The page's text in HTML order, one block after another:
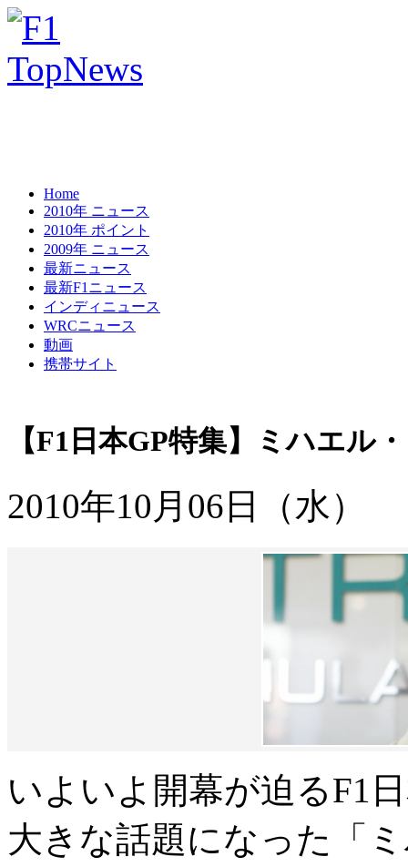
Home
2010年 ニュース
2010年 ポイント
2009年 ニュース
最新ニュース
最新F1ニュース
インディニュース
WRCニュース
動画
携帯サイト
【F1日本GP特集】ミハエル
2010年10月06日（水）
いよいよ開幕が迫るF1
大きな話題になった「